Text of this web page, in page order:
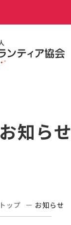
お知らせ
トップ お知らせ